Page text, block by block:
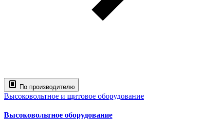
По производителю
Высоковольтное и щитовое оборудование
Высоковольтное оборудование